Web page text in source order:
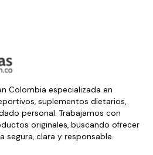
Colombia especializada en
suplementos dietarios,
personal. Trabajamos con
originales, buscando ofrecer
segura, clara y responsable.